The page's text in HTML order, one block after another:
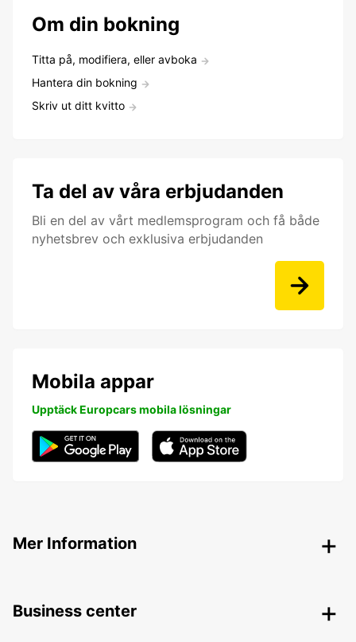
Om din bokning
Titta på, modifiera, eller avboka
Hantera din bokning
Skriv ut ditt kvitto
Ta del av våra erbjudanden
Bli en del av vårt medlemsprogram och få både
nyhetsbrev och exklusiva erbjudanden
Mobila appar
Upptäck Europcars mobila lösningar
Mer Information
Business center